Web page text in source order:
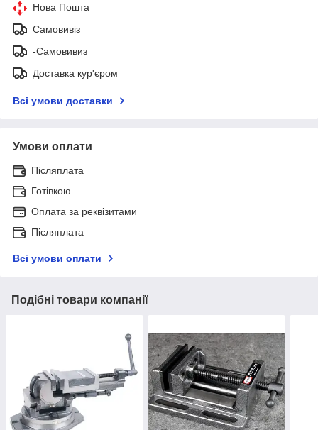
Нова Пошта
Самовивіз
-Самовивиз
Доставка кур'єром
Всі умови доставки
Умови оплати
Післяплата
Готівкою
Оплата за реквізитами
Післяплата
Всі умови оплати
Подібні товари компанії